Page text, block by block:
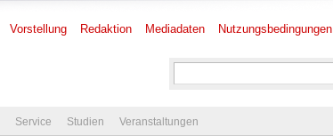
Vorstellung Redaktion Mediadaten Nutzungsbedingungen
Service Studien Veranstaltungen